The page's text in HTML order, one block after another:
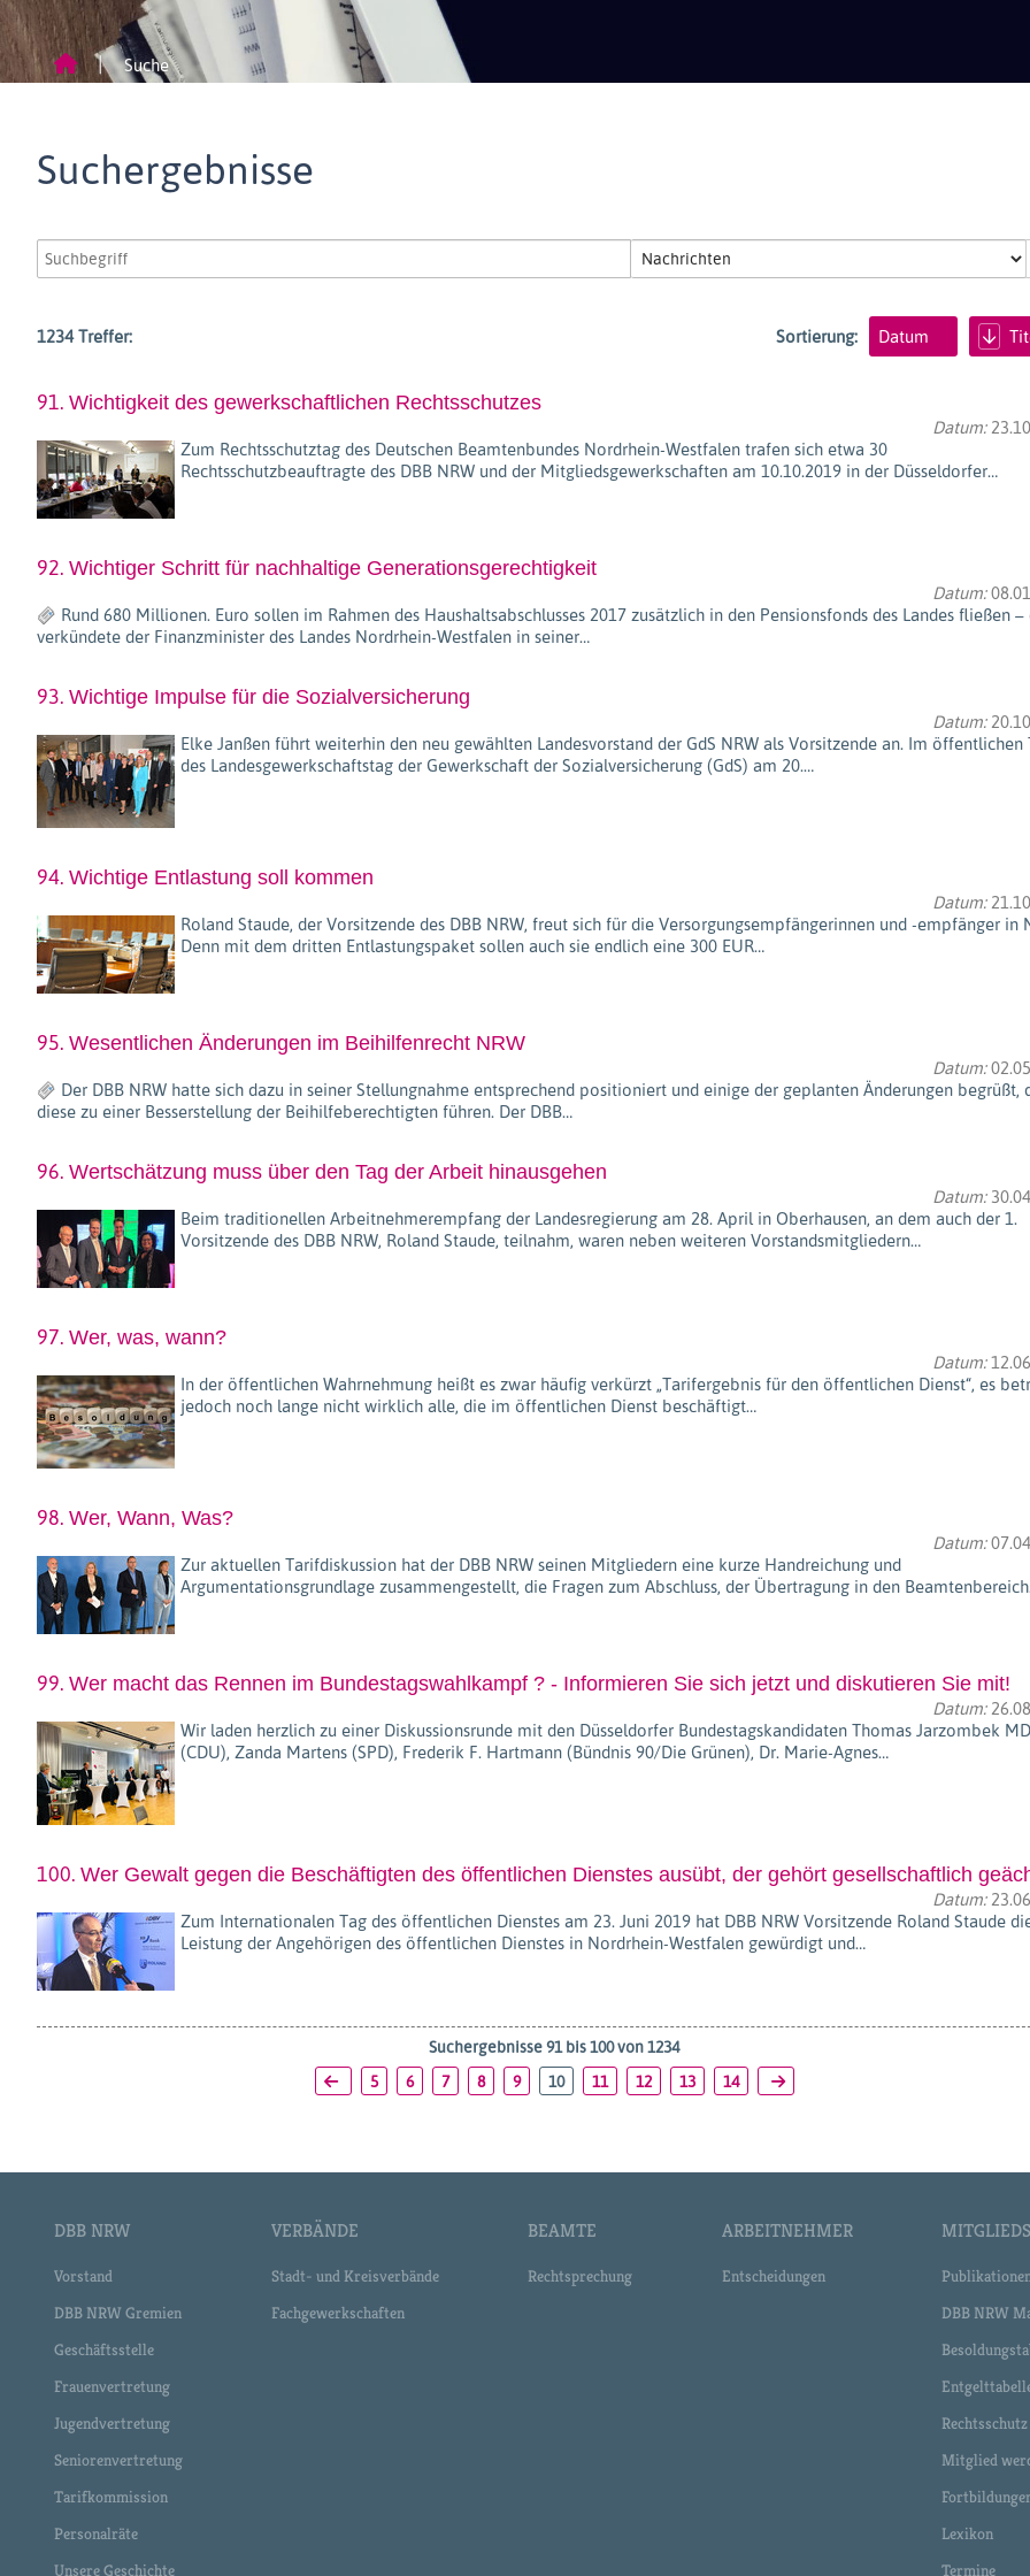
Suche
Suchergebnisse
1234 Treffer: Sortierung: Datum
91. Wichtigkeit des gewerkschaftlichen Rechtsschutzes
Datum:
Zum Rechtsschutztag des Deutschen Beamtenbundes Nordrhein-Westfalen trafen sich etwa 30
Rechtsschutzbeauftragte des DBB NRW und der Mitgliedsgewerkschaften am 10.10.2019 in der Düsseldorfer…
92. Wichtiger Schritt für nachhaltige Generationsgerechtigkeit
Datum:
Rund 680 Millionen. Euro sollen im Rahmen des Haushaltsabschlusses 2017 zusätzlich in den Pensionsfonds des Landes fließen –
verkündete der Finanzminister des Landes Nordrhein-Westfalen in seiner…
93. Wichtige Impulse für die Sozialversicherung
Datum:
Elke Janßen führt weiterhin den neu gewählten Landesvorstand der GdS NRW als Vorsitzende an. Im öffentlichen
des Landesgewerkschaftstag der Gewerkschaft der Sozialversicherung (GdS) am 20.…
94. Wichtige Entlastung soll kommen
Datum:
Roland Staude, der Vorsitzende des DBB NRW, freut sich für die Versorgungsempfängerinnen und -empfänger in
Denn mit dem dritten Entlastungspaket sollen auch sie endlich eine 300 EUR…
95. Wesentlichen Änderungen im Beihilfenrecht NRW
Datum:
Der DBB NRW hatte sich dazu in seiner Stellungnahme entsprechend positioniert und einige der geplanten Änderungen begrüßt,
diese zu einer Besserstellung der Beihilfeberechtigten führen. Der DBB…
96. Wertschätzung muss über den Tag der Arbeit hinausgehen
Datum:
Beim traditionellen Arbeitnehmerempfang der Landesregierung am 28. April in Oberhausen, an dem auch der 1.
Vorsitzende des DBB NRW, Roland Staude, teilnahm, waren neben weiteren Vorstandsmitgliedern…
97. Wer, was, wann?
Datum:
In der öffentlichen Wahrnehmung heißt es zwar häufig verkürzt „Tarifergebnis für den öffentlichen Dienst“, es
jedoch noch lange nicht wirklich alle, die im öffentlichen Dienst beschäftigt…
98. Wer, Wann, Was?
Datum:
Zur aktuellen Tarifdiskussion hat der DBB NRW seinen Mitgliedern eine kurze Handreichung und
Argumentationsgrundlage zusammengestellt, die Fragen zum Abschluss, der Übertragung in den
99. Wer macht das Rennen im Bundestagswahlkampf ? - Informieren Sie sich jetzt und diskutieren Sie mit!
Datum:
Wir laden herzlich zu einer Diskussionsrunde mit den Düsseldorfer Bundestagskandidaten Thomas Jarzombek
(CDU), Zanda Martens (SPD), Frederik F. Hartmann (Bündnis 90/Die Grünen), Dr. Marie-Agnes…
100. Wer Gewalt gegen die Beschäftigten des öffentlichen Dienstes ausübt, der gehört gesellschaftlich
Datum:
Zum Internationalen Tag des öffentlichen Dienstes am 23. Juni 2019 hat DBB NRW Vorsitzende Roland Staude
Leistung der Angehörigen des öffentlichen Dienstes in Nordrhein-Westfalen gewürdigt und…
Suchergebnisse 91 bis 100 von 1234
5
6 7 8 9 10 11 12 13 14
DBB NRW
Vorstand
DBB NRW Gremien
Geschäftsstelle
Frauenvertretung
Jugendvertretung
Seniorenvertretung
Tarifkommission
Personalräte
Unsere Geschichte
VERBÄNDE
Stadt- und Kreisverbände
Fachgewerkschaften
BEAMTE
Rechtsprechung
ARBEITNEHMER
Entscheidungen
DBB NRW
Rechtsschutz
Mitglied
Lexikon
Termine